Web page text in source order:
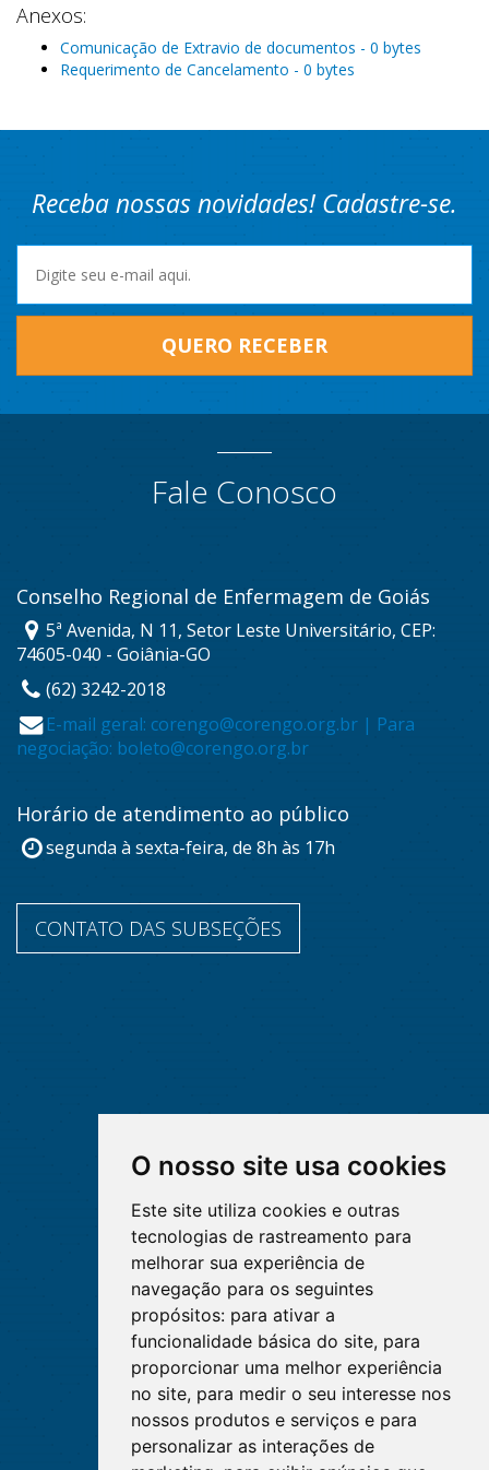
O nosso site usa cookies
Este site utiliza cookies e outras
tecnologias de rastreamento para
melhorar sua experiência de
navegação para os seguintes
propósitos: para ativar a
funcionalidade básica do site, para
proporcionar uma melhor experiência
no site, para medir o seu interesse nos
nossos produtos e serviços e para
personalizar as interações de
Anexos:
Comunicação de Extravio de documentos - 0 bytes
Requerimento de Cancelamento - 0 bytes
Receba nossas novidades! Cadastre-se.
QUERO RECEBER
Fale Conosco
Conselho Regional de Enfermagem de Goiás
5ª Avenida, N 11, Setor Leste Universitário, CEP:
74605-040 - Goiânia-GO
(62) 3242-2018
E-mail geral: corengo@corengo.org.br | Para
negociação: boleto@corengo.org.br
Horário de atendimento ao público
segunda à sexta-feira, de 8h às 17h
CONTATO DAS SUBSEÇÕES